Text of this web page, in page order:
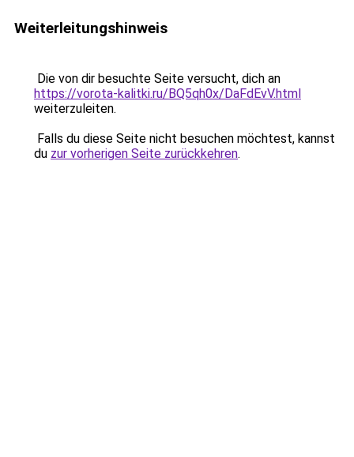
Weiterleitungshinweis
Die von dir besuchte Seite versucht, dich an
https://vorota-kalitki.ru/BQ5qh0x/DaFdEvV.html
weiterzuleiten.
Falls du diese Seite nicht besuchen möchtest, kannst
du zur vorherigen Seite zurückkehren.